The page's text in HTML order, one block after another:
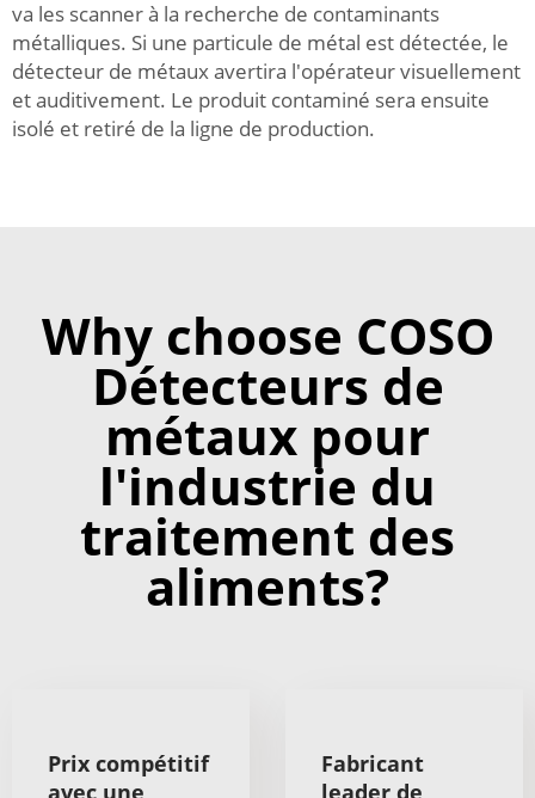
va les scanner à la recherche de contaminants
métalliques. Si une particule de métal est détectée, le
détecteur de métaux avertira l'opérateur visuellement
et auditivement. Le produit contaminé sera ensuite
isolé et retiré de la ligne de production.
Why choose COSO
Détecteurs de
métaux pour
l'industrie du
traitement des
aliments?
Prix compétitif
avec une
Fabricant
leader de